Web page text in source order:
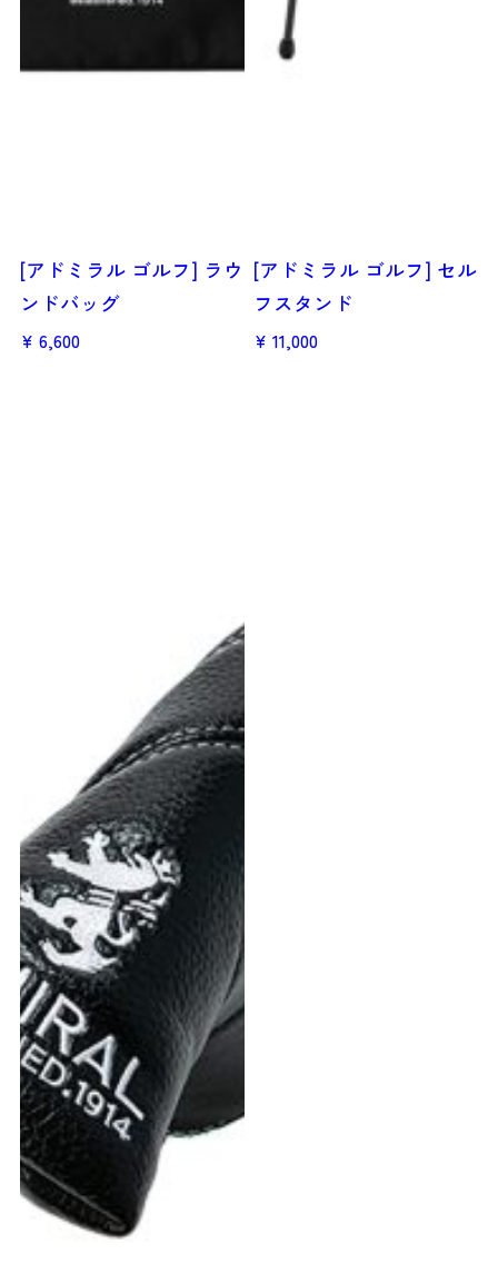
[アドミラル ゴルフ] ラウ
ンドバッグ
6,600
[アドミラル ゴルフ] セル
フスタンド
11,000